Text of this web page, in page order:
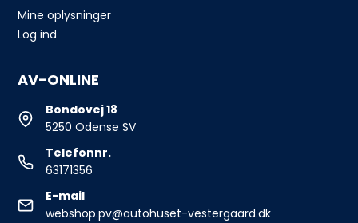
Mine oplysninger
Log ind
AV-ONLINE
Bondovej 18
5250 Odense SV
Telefonnr.
63171356
E-mail
webshop.pv@autohuset-vestergaard.dk